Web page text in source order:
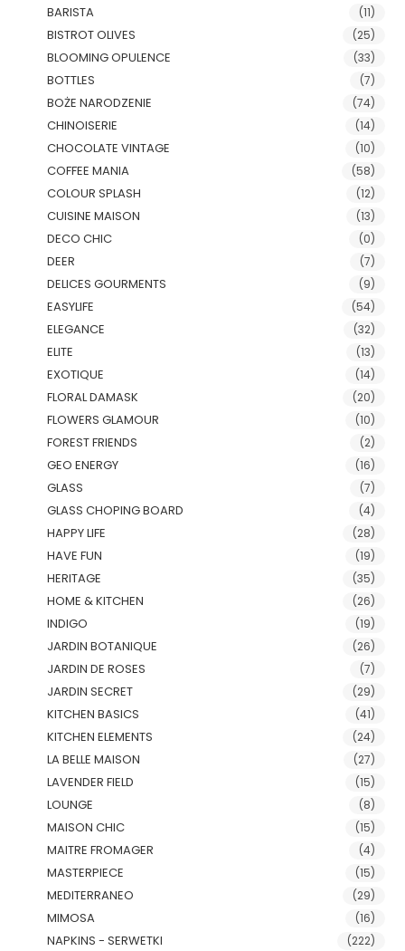
BARISTA (11)
BISTROT OLIVES (25)
BLOOMING OPULENCE (33)
BOTTLES (7)
BOŻE NARODZENIE (74)
CHINOISERIE (14)
CHOCOLATE VINTAGE (10)
COFFEE MANIA (58)
COLOUR SPLASH (12)
CUISINE MAISON (13)
DECO CHIC (0)
DEER (7)
DELICES GOURMENTS (9)
EASYLIFE (54)
ELEGANCE (32)
ELITE (13)
EXOTIQUE (14)
FLORAL DAMASK (20)
FLOWERS GLAMOUR (10)
FOREST FRIENDS (2)
GEO ENERGY (16)
GLASS (7)
GLASS CHOPING BOARD (4)
HAPPY LIFE (28)
HAVE FUN (19)
HERITAGE (35)
HOME & KITCHEN (26)
INDIGO (19)
JARDIN BOTANIQUE (26)
JARDIN DE ROSES (7)
JARDIN SECRET (29)
KITCHEN BASICS (41)
KITCHEN ELEMENTS (24)
LA BELLE MAISON (27)
LAVENDER FIELD (15)
LOUNGE (8)
MAISON CHIC (15)
MAITRE FROMAGER (4)
MASTERPIECE (15)
MEDITERRANEO (29)
MIMOSA (16)
NAPKINS - SERWETKI (222)